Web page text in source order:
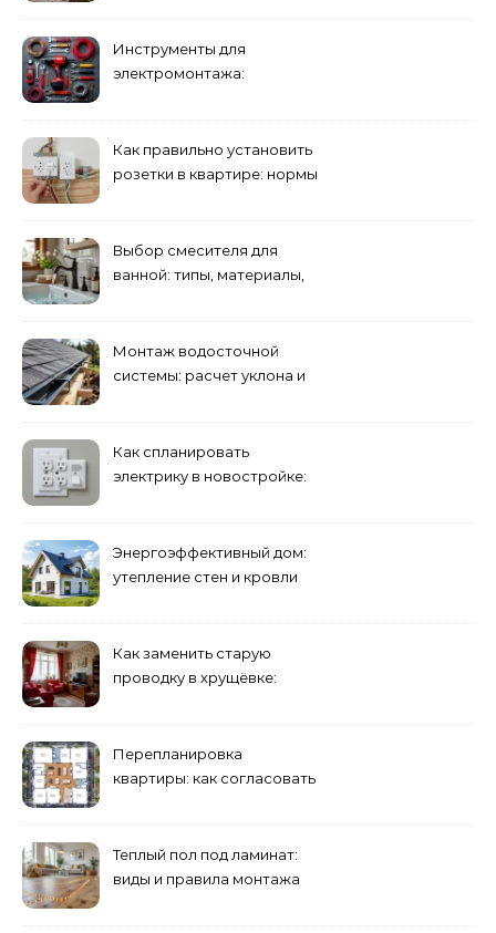
Инструменты для
электромонтажа:
Как правильно установить
розетки в квартире: нормы
Выбор смесителя для
ванной: типы, материалы,
Монтаж водосточной
системы: расчет уклона и
Как спланировать
электрику в новостройке:
Энергоэффективный дом:
утепление стен и кровли
Как заменить старую
проводку в хрущёвке:
Перепланировка
квартиры: как согласовать
Теплый пол под ламинат:
виды и правила монтажа